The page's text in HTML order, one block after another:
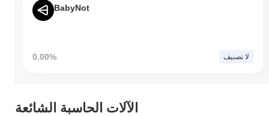
BabyNot
0.00% لا تصنيف
الآلات الحاسبة الشائعة